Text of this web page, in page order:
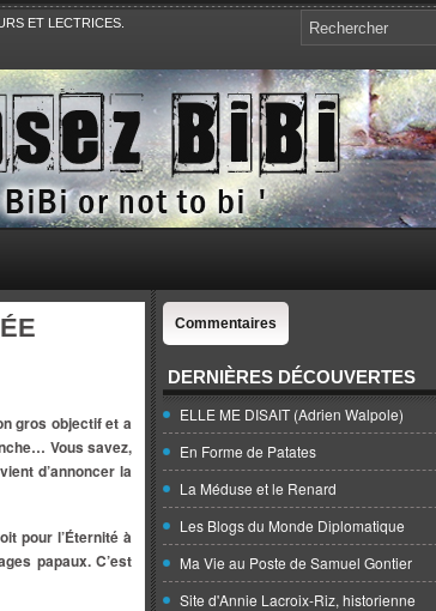
ET LECTRICES.
Avec Revue de presse et de blogs.
gros objectif et a
Vous savez,
d’annoncer la
pour l’Éternité à
papaux. C’est
Commentaires
DERNIÈRES DÉCOUVERTES
ELLE ME DISAIT (Adrien Walpole)
En Forme de Patates
La Méduse et le Renard
Les Blogs du Monde Diplomatique
Ma Vie au Poste de Samuel Gontier
Site d'Annie Lacroix-Riz, historienne